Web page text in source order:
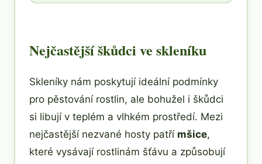
Nejčastější škůdci ve skleníku
Skleníky nám poskytují ideální podmínky
pro pěstování rostlin, ale bohužel i škůdci
si libují v teplém a vlhkém prostředí. Mezi
nejčastější nezvané hosty patří mšice,
které vysávají rostlinám šťávu a způsobují